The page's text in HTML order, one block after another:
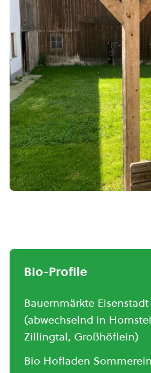
Bio-Profile
Bauernmärkte
(abwechselnd in
Zillingtal, Großhöflein)
Bio Hofladen Sommerein